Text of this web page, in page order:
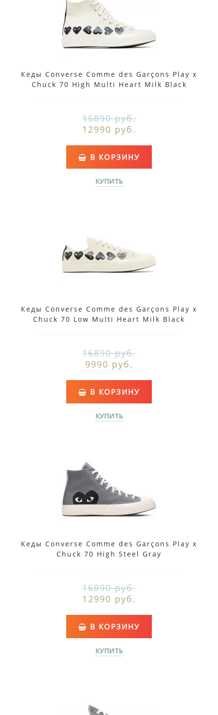
Кеды Converse Comme des Garçons Play x
Chuck 70 High Multi Heart Milk Black
16890 руб.
12990 руб.
В КОРЗИНУ
КУПИТЬ
Кеды Converse Comme des Garçons Play x
Chuck 70 Low Multi Heart Milk Black
16890 руб.
9990 руб.
В КОРЗИНУ
КУПИТЬ
Кеды Converse Comme des Garçons Play x
Chuck 70 High Steel Gray
16890 руб.
12990 руб.
В КОРЗИНУ
КУПИТЬ